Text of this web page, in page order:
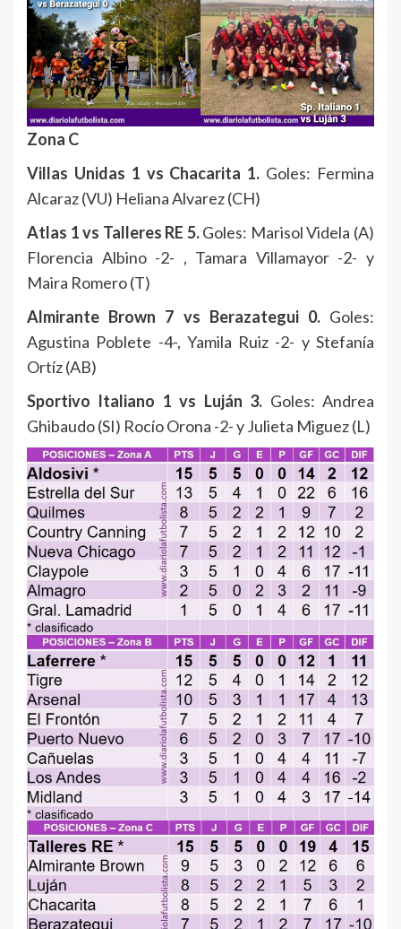
Zona C
Villas Unidas 1 vs Chacarita 1. Goles: Fermina
Alcaraz (VU) Heliana Alvarez (CH)
Atlas 1 vs Talleres RE 5.Goles: Marisol Videla (A)
Florencia Albino -2- , Tamara Villamayor -2- y
Maira Romero (T)
Almirante Brown 7 vs Berazategui 0.Goles:
Agustina Poblete -4-, Yamila Ruiz -2- y Stefanía
Ortíz (AB)
Sportivo Italiano 1 vs Luján 3. Goles: Andrea
Ghibaudo (SI) Rocío Orona -2- y Julieta Miguez (L)